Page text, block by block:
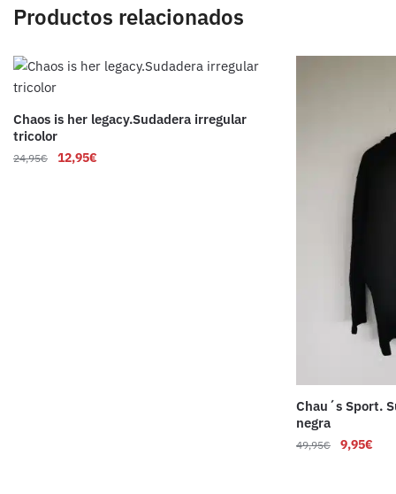
Productos relacionados
Chaos is her legacy.Sudadera irregular
tricolor
24,95€ 12,95€
Chau´s Sport.
negra
49,95€ 9,95€